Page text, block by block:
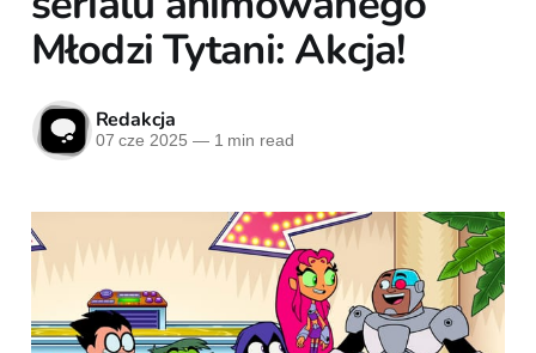
Młodzi Tytani: Akcja!
Redakcja
07 cze 2025 —1 min read